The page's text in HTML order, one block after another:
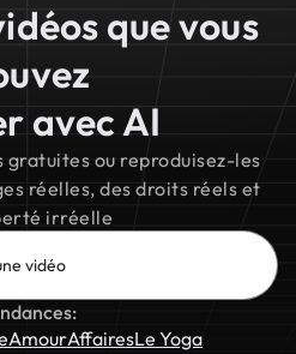
que vous
avec AI
gratuites ou reproduisez-les
réelles, des droits réels et
irréelle
AmourAffairesLe Yoga